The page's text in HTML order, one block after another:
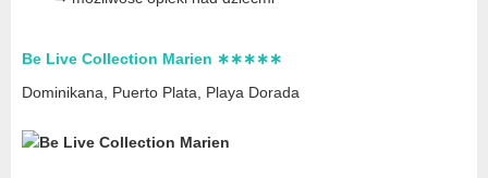
Be Live Collection Marien ∗∗∗∗∗
Dominikana, Puerto Plata, Playa Dorada